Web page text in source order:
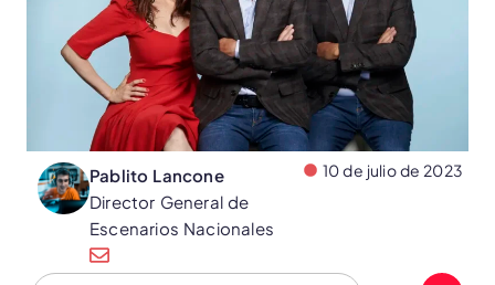
Pablito Lancone
Director General de
Escenarios Nacionales
10 de julio de 2023